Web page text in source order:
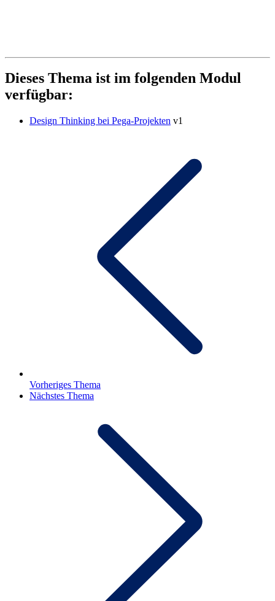
Dieses Thema ist im folgenden Modul
verfügbar:
Design Thinking bei Pega-Projekten v1
Vorheriges Thema
Nächstes Thema